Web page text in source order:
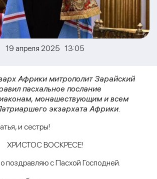
19 апреля 2025 13:05
Африки митрополит Зарайский
пасхальное послание
монашествующим и всем
экзархата Африки.
и сестры!
ХРИСТОС ВОСКРЕСЕ!
поздравляю с Пасхой Господней.